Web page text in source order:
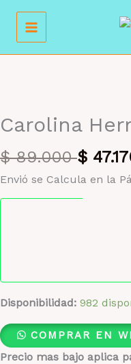
contenido
Carolina
$89.000 $
Envió se Calcula en la
Disponibilidad: 982
COMPRAR EN
Precio mas bajo aplica